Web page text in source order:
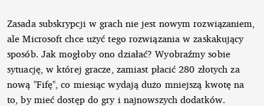
Zasada subskrypcji w grach nie jest nowym rozwiązaniem,
ale Microsoft chce użyć tego rozwiązania w zaskakujący
sposób. Jak mogłoby ono działać? Wyobraźmy sobie
sytuację, w której gracze, zamiast płacić 280 złotych za
nową "Fifę", co miesiąc wydają dużo mniejszą kwotę na
to, by mieć dostęp do gry i najnowszych dodatków.